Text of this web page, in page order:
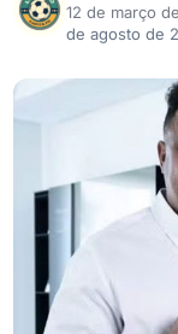
12 de março
de agosto de